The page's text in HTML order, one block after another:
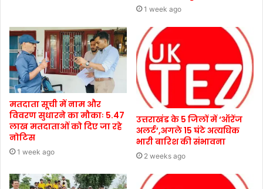
1 week ago
मतदाता सूची में नाम और
विवरण सुधारने का मौकाः 5.47
लाख मतदाताओं को दिए जा रहे
नोटिस
1 week ago
उत्तराखंड के 5 जिलों में ‘ऑरेंज
अलर्ट’,अगले 15 घंटे अत्यधिक
भारी बारिश की संभावना
2 weeks ago